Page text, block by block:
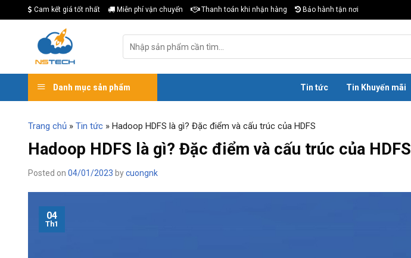
to
Cam kết giá tốt nhất Miễn phí vận chuyển Thanh toán khi nhận hàng Bảo hành tận nơi
kiếm:
Danh mục sản phẩm Tin tức Tin Khuyến mãi
Trang chủ » Tin tức » Hadoop HDFS là gì? Đặc điểm và cấu trúc của HDFS
Hadoop HDFS là gì? Đặc điểm và cấu trúc của HDFS
Posted on 04/01/2023 bycuongnk
04
Th1